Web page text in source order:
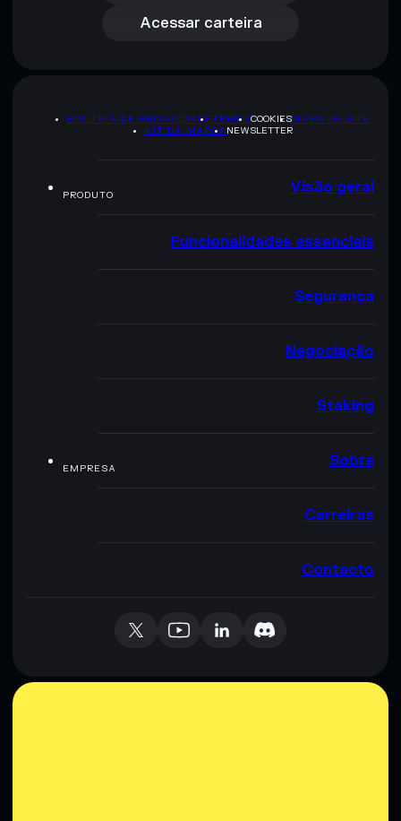
Acessar carteira
POLÍTICA DE PRIVACIDADETERMSCOOKIESMAPA DO SITE
KIT DA MARCA NEWSLETTER
PRODUTO Visão geral
Funcionalidades essenciais
Segurança
Negociação
Staking
EMPRESA Sobre
Carreiras
Contacto